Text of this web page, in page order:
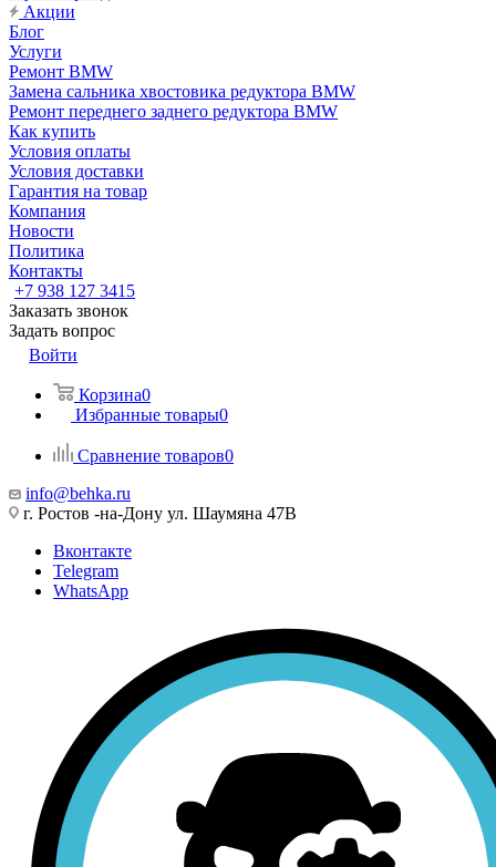
Акции
Блог
Услуги
Ремонт BMW
Замена сальника хвостовика редуктора BMW
Ремонт переднего заднего редуктора BMW
Как купить
Условия оплаты
Условия доставки
Гарантия на товар
Компания
Новости
Политика
Контакты
+7 938 127 3415
Заказать звонок
Задать вопрос
Войти
Корзина0
Избранные товары0
Сравнение товаров0
info@behka.ru
г. Ростов -на-Дону ул. Шаумяна 47В
Вконтакте
Telegram
WhatsApp